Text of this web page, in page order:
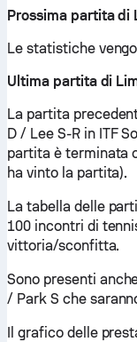
Prossima partita di
Le statistiche
Ultima partita di
La partita
D / Lee S-R in ITF
partita è terminata
ha vinto la partita).
La tabella delle
100 incontri di
vittoria/sconfitta.
Sono presenti
/ Park S che
Il grafico delle